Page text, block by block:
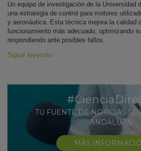
Un equipo de investigación de la Universidad
una estrategia de control para motores
y aeronáutica. Esta técnica mejora la calidad
funcionamiento más adecuado, optimizando
respondiendo ante posibles fallos.
Sigue leyendo
TU FUENTE DE NOTICIAS
ANDALUZA
MÁS